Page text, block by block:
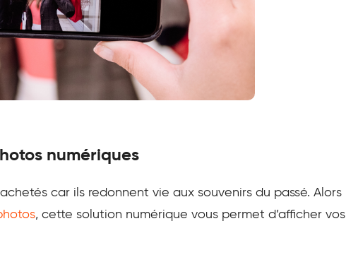
numériques
car ils redonnent vie aux souvenirs du passé. Alors
, cette solution numérique vous permet d’afficher vos